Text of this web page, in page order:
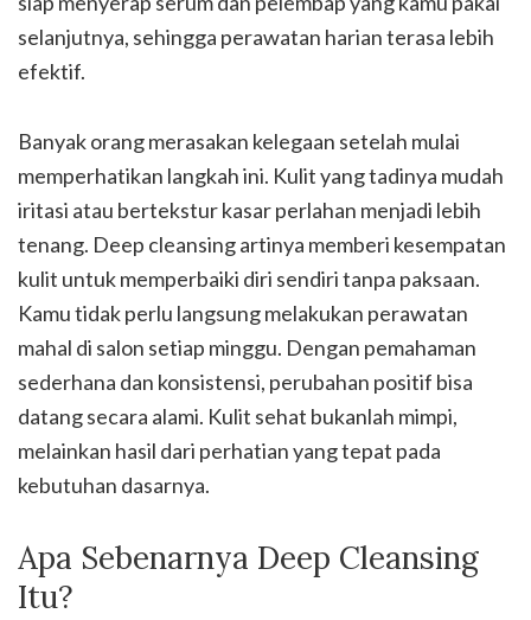
selanjutnya, sehingga perawatan harian terasa lebih
efektif.
Banyak orang merasakan kelegaan setelah mulai
memperhatikan langkah ini. Kulit yang tadinya mudah
iritasi atau bertekstur kasar perlahan menjadi lebih
tenang. Deep cleansing artinya memberi kesempatan
kulit untuk memperbaiki diri sendiri tanpa paksaan.
Kamu tidak perlu langsung melakukan perawatan
mahal di salon setiap minggu. Dengan pemahaman
sederhana dan konsistensi, perubahan positif bisa
datang secara alami. Kulit sehat bukanlah mimpi,
melainkan hasil dari perhatian yang tepat pada
kebutuhan dasarnya.
Apa Sebenarnya Deep Cleansing
Itu?